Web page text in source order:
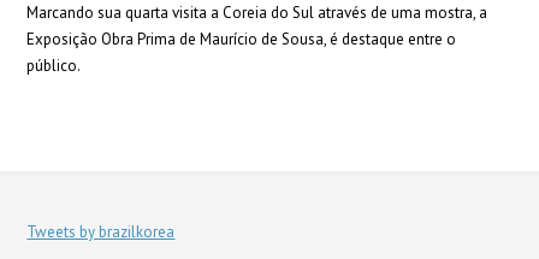
Marcando sua quarta visita a Coreia do Sul através de uma mostra, a
Exposição Obra Prima de Maurício de Sousa, é destaque entre o
público.
Tweets by brazilkorea